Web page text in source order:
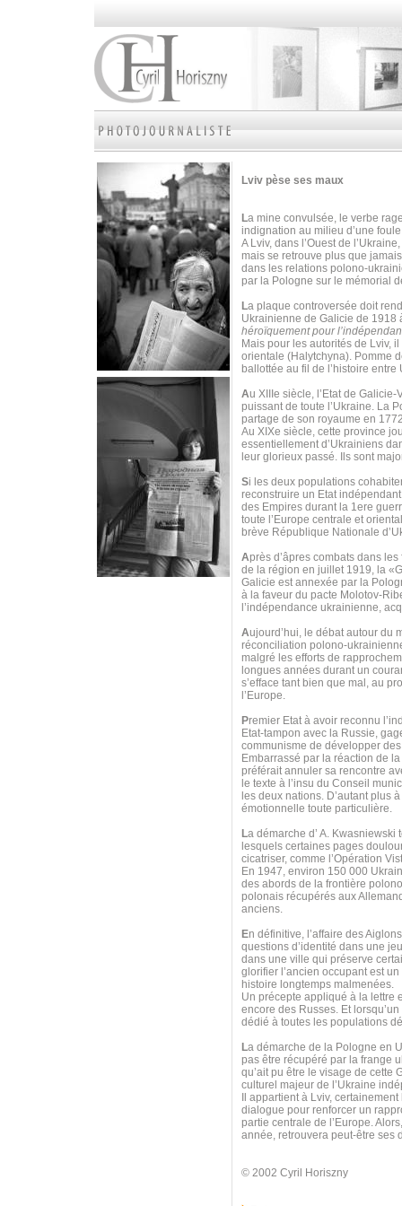
Lviv pèse ses maux
La mine convulsée, le verbe
indignation au milieu d’une
A Lviv, dans l’Ouest de
mais se retrouve plus que
dans les relations polono-
par la Pologne sur le mémorial
La plaque controversée doit
Ukrainienne de Galicie de 1918
héroïquement pour
Mais pour les autorités de Lviv,
orientale (Halytchyna). Pomme
ballottée au fil de l’histoire
Au XIIIe siècle, l’Etat de
puissant de toute l’Ukraine. La
partage de son royaume en
Au XIXe siècle, cette province
essentiellement d’Ukrainiens
leur glorieux passé. Ils sont
Si les deux populations
reconstruire un Etat
des Empires durant la 1ere
toute l’Europe centrale et
brève République Nationale
Après d’âpres combats dans
de la région en juillet 1919, la
Galicie est annexée par la
à la faveur du pacte Molotov-
l’indépendance ukrainienne,
Aujourd’hui, le débat autour du
réconciliation polono-
malgré les efforts de
longues années durant un
s’efface tant bien que mal, au
l’Europe.
Premier Etat à avoir reconnu
Etat-tampon avec la Russie,
communisme de développer
Embarrassé par la réaction de
préférait annuler sa rencontre
le texte à l’insu du Conseil
les deux nations. D’autant plus
émotionnelle toute particulière.
La démarche d’ A.
lesquels certaines pages
cicatriser, comme l’Opération
En 1947, environ 150 000
des abords de la frontière
polonais récupérés aux
anciens.
En définitive, l’affaire des
questions d’identité dans une
dans une ville qui préserve
glorifier l’ancien occupant est
histoire longtemps malmenées.
Un précepte appliqué à la lettre
encore des Russes. Et
dédié à toutes les populations
La démarche de la Pologne en
pas être récupéré par la frange
qu’ait pu être le visage de cette
culturel majeur de l’Ukraine
Il appartient à Lviv,
dialogue pour renforcer un
partie centrale de l’Europe.
année, retrouvera peut-être ses
© 2002 Cyril Horiszny